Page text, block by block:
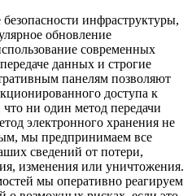
инфраструктуры,
обновление
современных
данных и строгие
панелям позволяют
доступа к
ни один метод передачи
электронного хранения не
мы предпринимаем все
сведений от потери,
изменения или уничтожения.
мы оперативно реагируем